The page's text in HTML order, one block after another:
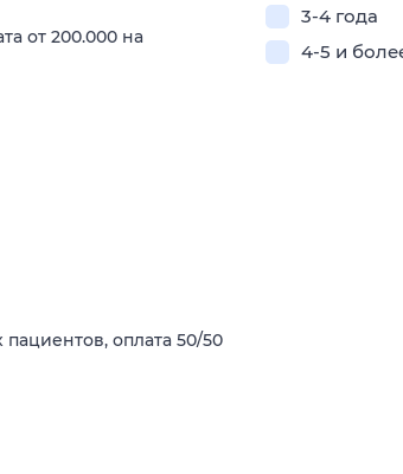
от 200.000 на
оплата 50/50
3-4 года
4-5 и